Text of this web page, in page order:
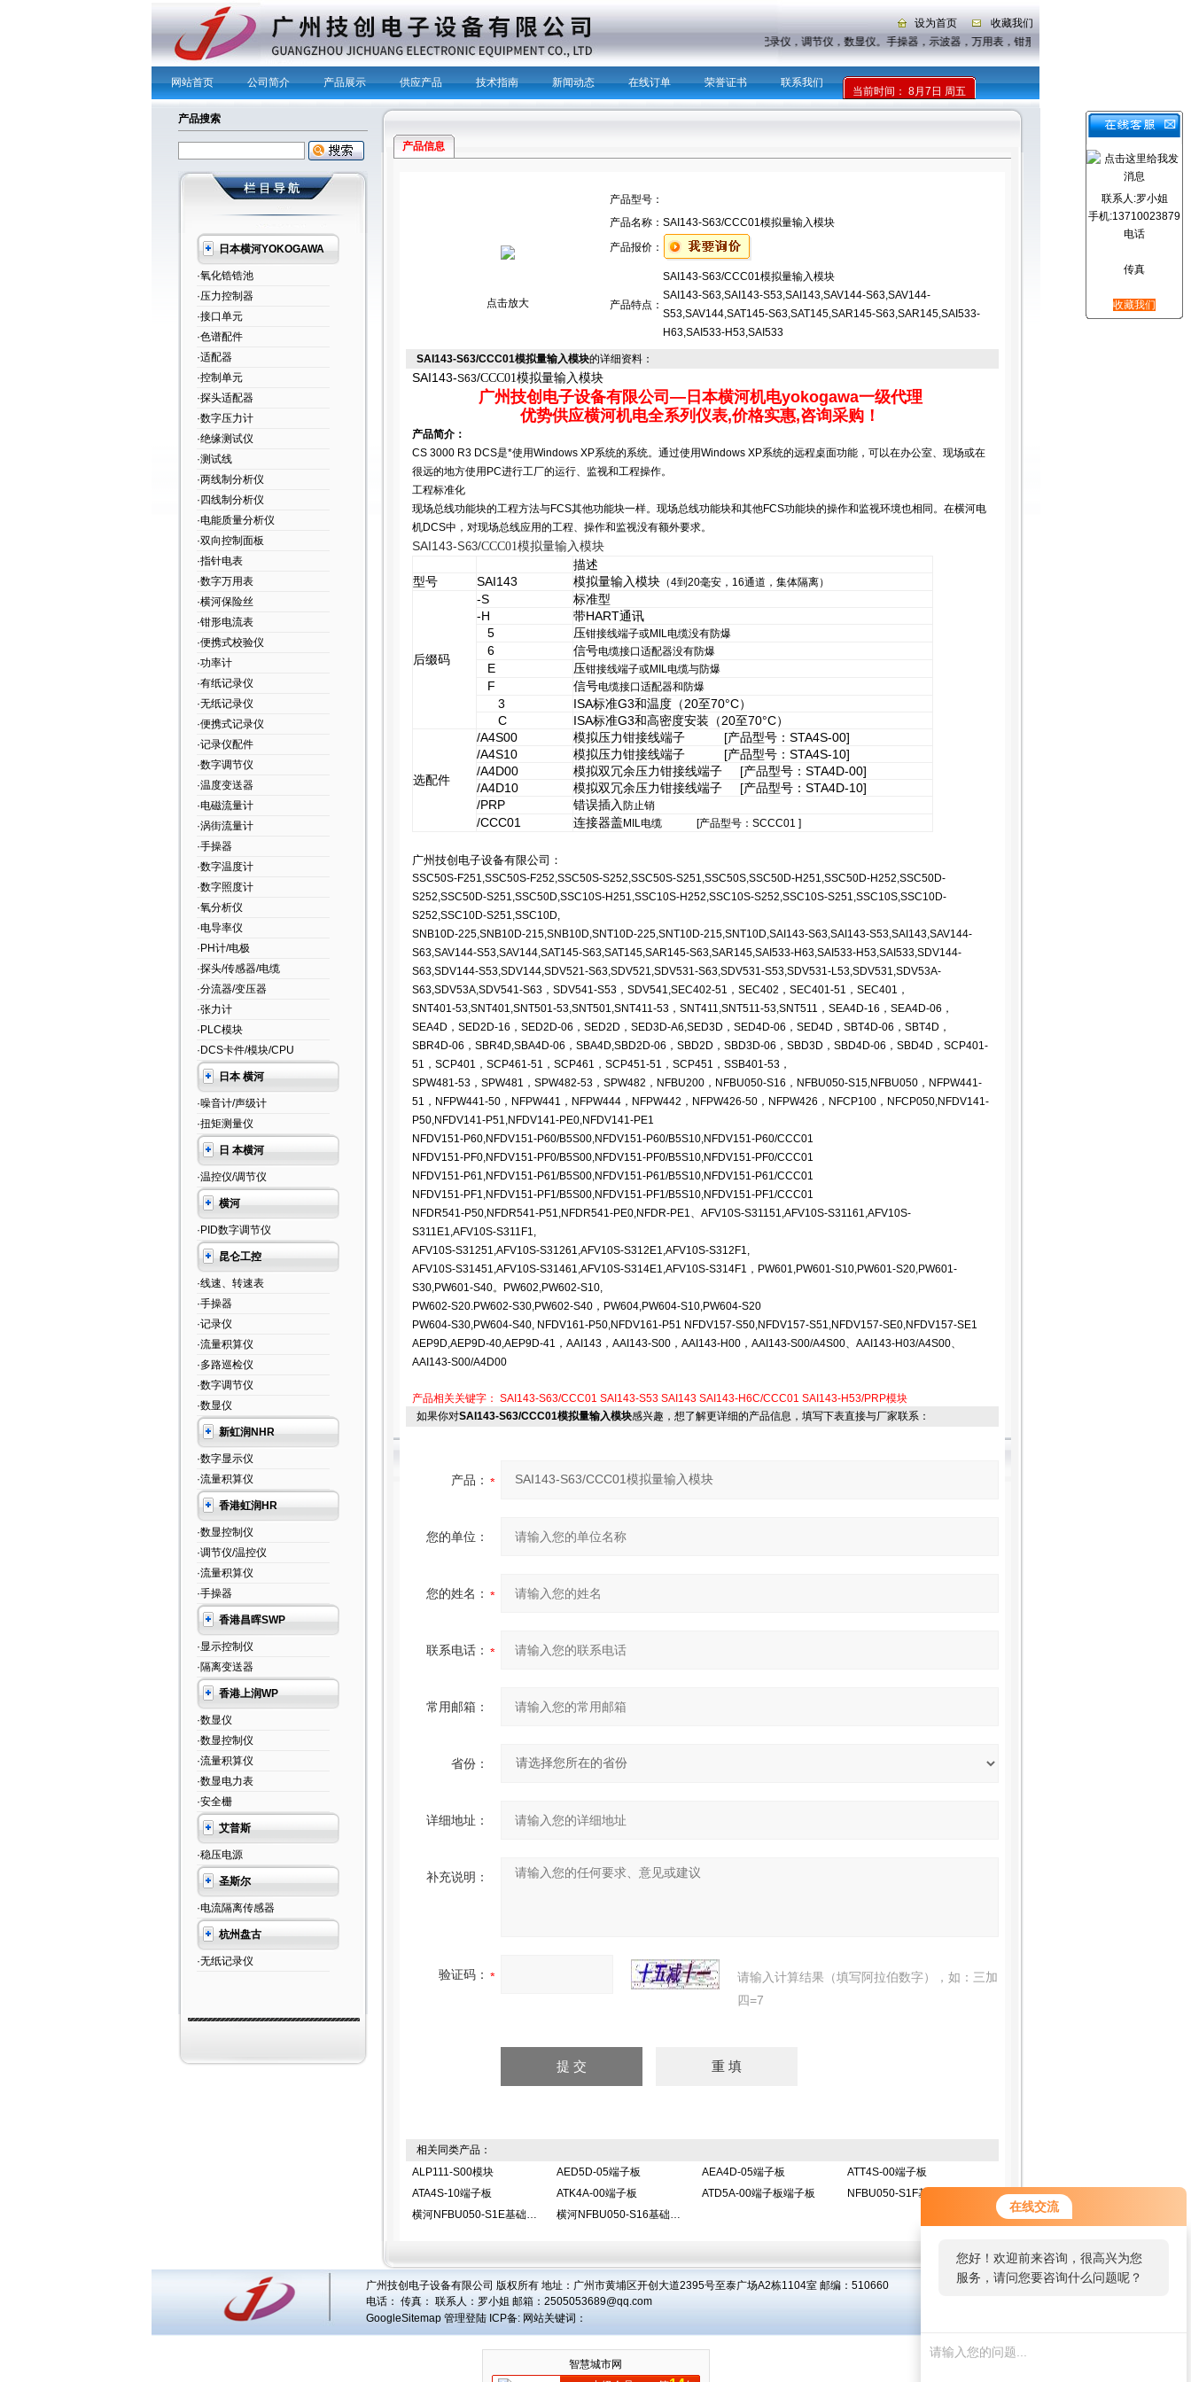
在线交流
您好！欢迎前来咨询，很高兴为您
服务，请问您要咨询什么问题呢？
设为首页
收藏我们
记录仪，调节仪，数显仪。手操器，示波器，万用表，钳形表
网站首页 公司简介 产品展示 供应产品 技术指南 新闻动态 在线订单 荣誉证书 联系我们
当前时间： 8月7日 周五
产品搜索
日本横河YOKOGAWA
·氧化锆锆池
·压力控制器
·接口单元
·色谱配件
·适配器
·控制单元
·探头适配器
·数字压力计
·绝缘测试仪
·测试线
·两线制分析仪
·四线制分析仪
·电能质量分析仪
·双向控制面板
·指针电表
·数字万用表
·横河保险丝
·钳形电流表
·便携式校验仪
·功率计
·有纸记录仪
·无纸记录仪
·便携式记录仪
·记录仪配件
·数字调节仪
·温度变送器
·电磁流量计
·涡街流量计
·手操器
·数字温度计
·数字照度计
·氧分析仪
·电导率仪
·PH计/电极
·探头/传感器/电缆
·分流器/变压器
·张力计
·PLC模块
·DCS卡件/模块/CPU
日本 横河
·噪音计/声级计
·扭矩测量仪
日 本横河
·温控仪/调节仪
横河
·PID数字调节仪
昆仑工控
·线速、转速表
·手操器
·记录仪
·流量积算仪
·多路巡检仪
·数字调节仪
·数显仪
新虹润NHR
·数字显示仪
·流量积算仪
香港虹润HR
·数显控制仪
·调节仪/温控仪
·流量积算仪
·手操器
香港昌晖SWP
·显示控制仪
·隔离变送器
香港上润WP
·数显仪
·数显控制仪
·流量积算仪
·数显电力表
·安全栅
艾普斯
·稳压电源
圣斯尔
·电流隔离传感器
杭州盘古
·无纸记录仪
产品信息
点击放大
产品型号：
产品名称： SAI143-S63/CCC01模拟量输入模块
产品报价：
产品特点：
SAI143-S63/CCC01模拟量输入模块
SAI143-S63,SAI143-S53,SAI143,SAV144-S63,SAV144-
S53,SAV144,SAT145-S63,SAT145,SAR145-S63,SAR145,SAI533-
H63,SAI533-H53,SAI533
SAI143-S63/CCC01模拟量输入模块的详细资料：
SAI143-S63/CCC01模拟量输入模块
广州技创电子设备有限公司—日本横河机电yokogawa一级代理
优势供应横河机电全系列仪表,价格实惠,咨询采购！
产品简介：
CS 3000 R3 DCS是*使用Windows XP系统的系统。通过使用Windows XP系统的远程桌面功能，可以在办公室、现场或在
很远的地方使用PC进行工厂的运行、监视和工程操作。
工程标准化
现场总线功能块的工程方法与FCS其他功能块一样。现场总线功能块和其他FCS功能块的操作和监视环境也相同。在横河电
机DCS中，对现场总线应用的工程、操作和监视没有额外要求。
SAI143-S63/CCC01模拟量输入模块
描述
型号
SAI143 模拟量输入模块（4到20毫安，16通道，集体隔离）
后缀码
-S
标准型
-H
带HART通讯
5
压钳接线端子或MIL电缆没有防爆
6 信号电缆接口适配器没有防爆
E 压钳接线端子或MIL电缆与防爆
F 信号电缆接口适配器和防爆
3 ISA标准G3和温度（20至70°C）
C
ISA标准G3和高密度安装（20至70°C）
选配件
/A4S00
模拟压力钳接线端子 [产品型号：STA4S-00]
/A4S10
模拟压力钳接线端子 [产品型号：STA4S-10]
/A4D00
模拟双冗余压力钳接线端子 [产品型号：STA4D-00]
/A4D10
模拟双冗余压力钳接线端子 [产品型号：STA4D-10]
/PRP
错误插入 防止销
/CCC01 连接器盖 MIL电缆 [产品型号：SCCC01 ]
广州技创电子设备有限公司：
SSC50S-F251,SSC50S-F252,SSC50S-S252,SSC50S-S251,SSC50S,SSC50D-H251,SSC50D-H252,SSC50D-
S252,SSC50D-S251,SSC50D,SSC10S-H251,SSC10S-H252,SSC10S-S252,SSC10S-S251,SSC10S,SSC10D-
S252,SSC10D-S251,SSC10D,
SNB10D-225,SNB10D-215,SNB10D,SNT10D-225,SNT10D-215,SNT10D,SAI143-S63,SAI143-S53,SAI143,SAV144-
S63,SAV144-S53,SAV144,SAT145-S63,SAT145,SAR145-S63,SAR145,SAI533-H63,SAI533-H53,SAI533,SDV144-
S63,SDV144-S53,SDV144,SDV521-S63,SDV521,SDV531-S63,SDV531-S53,SDV531-L53,SDV531,SDV53A-
S63,SDV53A,SDV541-S63，SDV541-S53，SDV541,SEC402-51，SEC402，SEC401-51，SEC401，
SNT401-53,SNT401,SNT501-53,SNT501,SNT411-53，SNT411,SNT511-53,SNT511，SEA4D-16，SEA4D-06，
SEA4D，SED2D-16，SED2D-06，SED2D，SED3D-A6,SED3D，SED4D-06，SED4D，SBT4D-06，SBT4D，
SBR4D-06，SBR4D,SBA4D-06，SBA4D,SBD2D-06，SBD2D，SBD3D-06，SBD3D，SBD4D-06，SBD4D，SCP401-
51，SCP401，SCP461-51，SCP461，SCP451-51，SCP451，SSB401-53，
SPW481-53，SPW481，SPW482-53，SPW482，NFBU200，NFBU050-S16，NFBU050-S15,NFBU050，NFPW441-
51，NFPW441-50，NFPW441，NFPW444，NFPW442，NFPW426-50，NFPW426，NFCP100，NFCP050,NFDV141-
P50,NFDV141-P51,NFDV141-PE0,NFDV141-PE1
NFDV151-P60,NFDV151-P60/B5S00,NFDV151-P60/B5S10,NFDV151-P60/CCC01
NFDV151-PF0,NFDV151-PF0/B5S00,NFDV151-PF0/B5S10,NFDV151-PF0/CCC01
NFDV151-P61,NFDV151-P61/B5S00,NFDV151-P61/B5S10,NFDV151-P61/CCC01
NFDV151-PF1,NFDV151-PF1/B5S00,NFDV151-PF1/B5S10,NFDV151-PF1/CCC01
NFDR541-P50,NFDR541-P51,NFDR541-PE0,NFDR-PE1、AFV10S-S31151,AFV10S-S31161,AFV10S-
S311E1,AFV10S-S311F1,
AFV10S-S31251,AFV10S-S31261,AFV10S-S312E1,AFV10S-S312F1,
AFV10S-S31451,AFV10S-S31461,AFV10S-S314E1,AFV10S-S314F1，PW601,PW601-S10,PW601-S20,PW601-
S30,PW601-S40。PW602,PW602-S10,
PW602-S20.PW602-S30,PW602-S40，PW604,PW604-S10,PW604-S20
PW604-S30,PW604-S40, NFDV161-P50,NFDV161-P51 NFDV157-S50,NFDV157-S51,NFDV157-SE0,NFDV157-SE1
AEP9D,AEP9D-40,AEP9D-41 ，AAI143，AAI143-S00，AAI143-H00，AAI143-S00/A4S00、AAI143-H03/A4S00、
AAI143-S00/A4D00
产品相关关键字： SAI143-S63/CCC01 SAI143-S53 SAI143 SAI143-H6C/CCC01 SAI143-H53/PRP模块
如果你对SAI143-S63/CCC01模拟量输入模块感兴趣，想了解更详细的产品信息，填写下表直接与厂家联系：
产品：
您的单位：
您的姓名：
联系电话：
常用邮箱：
省份：
详细地址：
补充说明：
验证码：
请输入计算结果（填写阿拉伯数字），如：三加
四=7
相关同类产品：
ALP111-S00模块
AED5D-05端子板 AEA4D-05端子板
ATT4S-00端子板
ATA4S-10端子板
ATK4A-00端子板 ATD5A-00端子板端子板
NFBU050-S1F基础模块
横河NFBU050-S1E基础模块
横河NFBU050-S16基础模块
广州技创电子设备有限公司 版权所有 地址：广州市黄埔区开创大道2395号至泰广场A2栋1104室 邮编：510660
电话： 传真： 联系人： 罗小姐 邮箱： 2505053689@qq.com
GoogleSitemap 管理登陆 ICP备: 网站关键词：
联系人:罗小姐
手机:13710023879
电话
传真
收藏我们
智慧城市网